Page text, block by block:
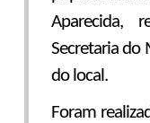
Aparecida,
Secretaria do
do local.
Foram